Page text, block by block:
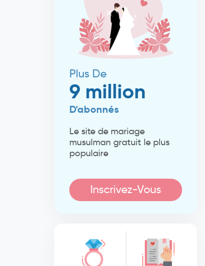
Plus De
9 million
D'abonnés
Le site de mariage
musulman gratuit le plus
populaire
Inscrivez-Vous